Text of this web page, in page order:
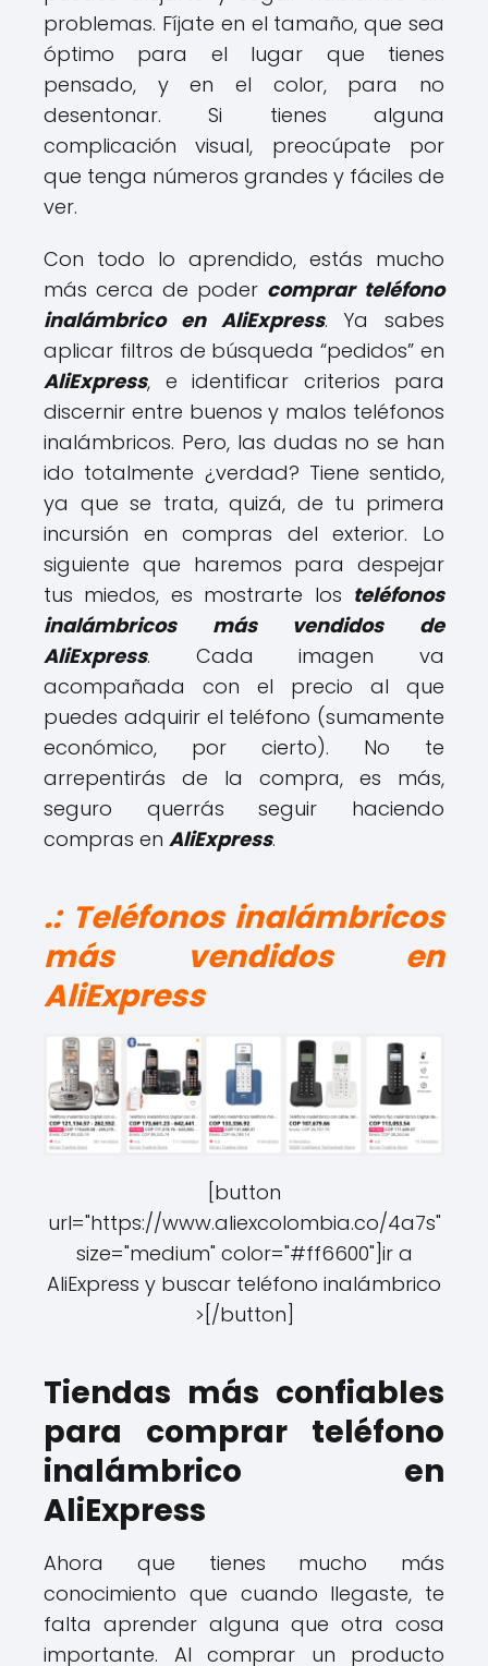
problemas. Fíjate en el tamaño, que sea
óptimo para el lugar que tienes
pensado, y en el color, para no
desentonar. Si tienes alguna
complicación visual, preocúpate por
que tenga números grandes y fáciles de
ver.
Con todo lo aprendido, estás mucho
más cerca de poder comprar teléfono
inalámbrico en AliExpress. Ya sabes
aplicar filtros de búsqueda “pedidos” en
AliExpress, e identificar criterios para
discernir entre buenos y malos teléfonos
inalámbricos. Pero, las dudas no se han
ido totalmente ¿verdad? Tiene sentido,
ya que se trata, quizá, de tu primera
incursión en compras del exterior. Lo
siguiente que haremos para despejar
tus miedos, es mostrarte los teléfonos
inalámbricos más vendidos de
AliExpress. Cada imagen va
acompañada con el precio al que
puedes adquirir el teléfono (sumamente
económico, por cierto). No te
arrepentirás de la compra, es más,
seguro querrás seguir haciendo
compras en AliExpress.
.: Teléfonos inalámbricos
más vendidos en
AliExpress
[button
url="https://www.aliexcolombia.co/4a7s"
size="medium" color="#ff6600"]ir a
AliExpress y buscar teléfono inalámbrico
>[/button]
Tiendas más confiables
para comprar teléfono
inalámbrico en
AliExpress
Ahora que tienes mucho más
conocimiento que cuando llegaste, te
falta aprender alguna que otra cosa
importante. Al comprar un producto